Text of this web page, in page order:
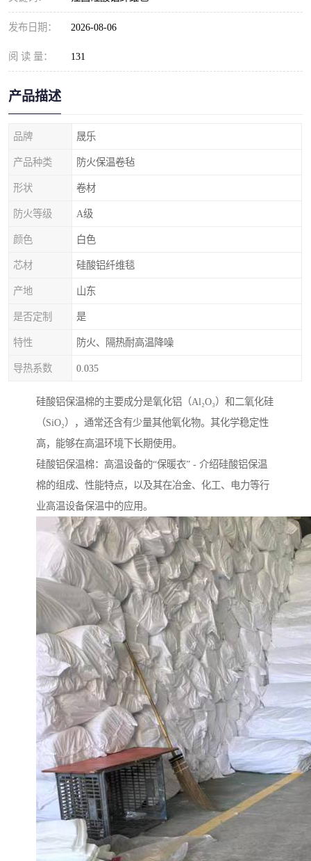
发布日期： 2026-08-06
阅 读 量： 131
产品描述
品牌 晟乐
产品种类 防火保温卷毡
形状 卷材
防火等级 A级
颜色 白色
芯材 硅酸铝纤维毯
产地 山东
是否定制 是
特性 防火、隔热耐高温降噪
导热系数 0.035
硅酸铝保温棉的主要成分是氧化铝（Al₂O₃）和二氧化硅
（SiO₂），通常还含有少量其他氧化物。其化学稳定性
高，能够在高温环境下长期使用。
硅酸铝保温棉：高温设备的“保暖衣” - 介绍硅酸铝保温
棉的组成、性能特点，以及其在冶金、化工、电力等行
业高温设备保温中的应用。